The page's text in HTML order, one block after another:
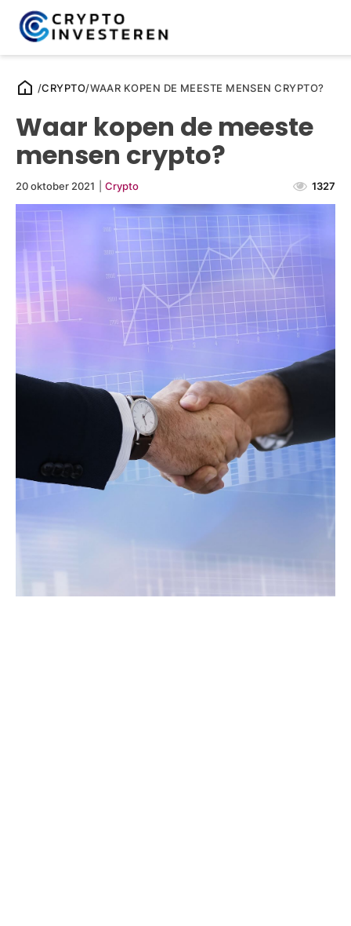
/CRYPTO/WAAR KOPEN DE MEESTE MENSEN CRYPTO?
Waar kopen de meeste
mensen crypto?
20 oktober 2021 Crypto 1327